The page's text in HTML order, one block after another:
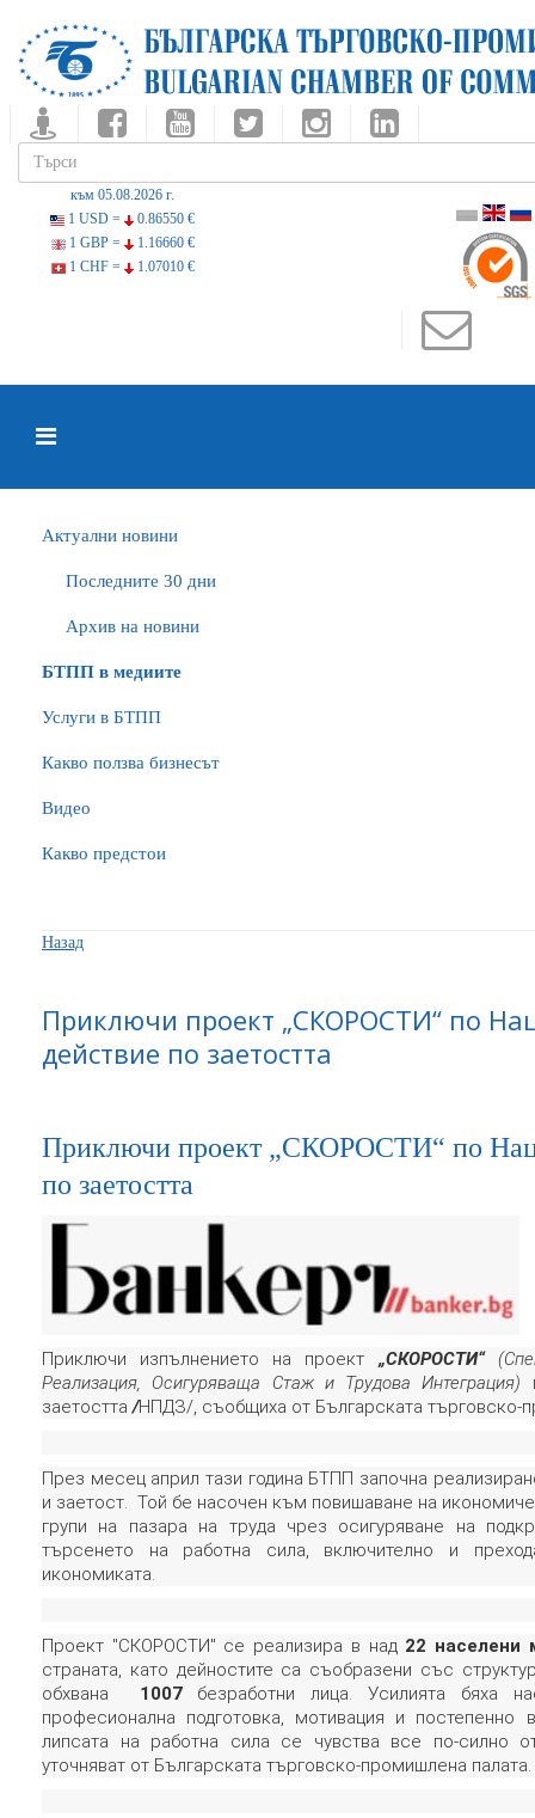
към 05.08.2026 г.
1 USD =
0.86550 €
1 GBP =
1.16660 €
1 CHF =
1.07010 €
Актуални новини
Последните 30 дни
Архив на новини
БTПП в медиите
Услуги в БТПП
Какво ползва бизнесът
Видео
Какво предстои
Назад
Приключи проект „СКОРОСТИ“ по
действие по заетостта
Приключи проект „СКОРОСТИ“ по
по заетостта
Приключи изпълнението на проект „СКОРОСТИ“
Реализация, Осигуряваща Стаж и Трудова Интеграция)
заетостта /НПДЗ/, съобщиха от Българската търговско-
През месец април тази година БТПП започна
и заетост. Той бе насочен към повишаване на
групи на пазара на труда чрез осигуряване на
търсенето на работна сила, включително и
икономиката.
Проект "СКОРОСТИ" се реализира в над 22 населени
страната, като дейностите са съобразени със
обхвана 1007 безработни лица. Усилията бяха
професионална подготовка, мотивация и
липсата на работна сила се чувства все по-силно
уточняват от Българската търговско-промишлена палата.